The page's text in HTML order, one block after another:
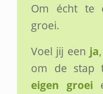
Om écht te
groei.
Voel jij een ja
om de stap
eigen groei